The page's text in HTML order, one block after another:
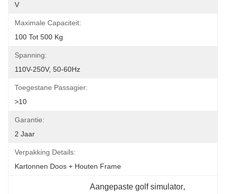
V
Maximale Capaciteit:
100 Tot 500 Kg
Spanning:
110V-250V, 50-60Hz
Toegestane Passagier:
>10
Garantie:
2 Jaar
Verpakking Details:
Kartonnen Doos + Houten Frame
Aangepaste golf simulator,